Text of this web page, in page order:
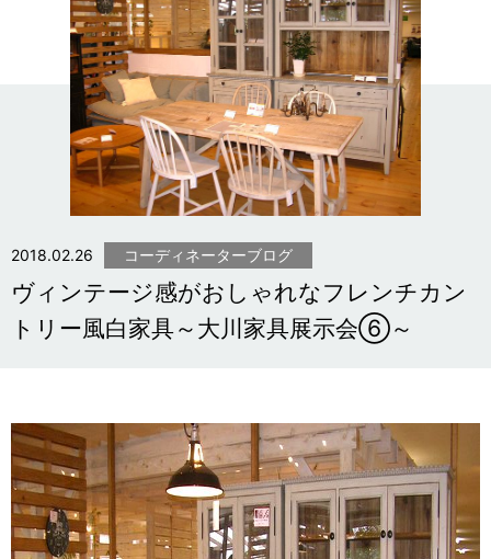
2018.02.26 コーディネーターブログ
ヴィンテージ感がおしゃれなフレンチカン
トリー風白家具～大川家具展示会⑥～